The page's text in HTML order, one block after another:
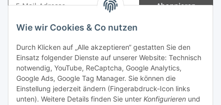
Wie wir Cookies & Co nutzen
Durch Klicken auf „Alle akzeptieren“ gestatten Sie den
Einsatz folgender Dienste auf unserer Website: Technisch
notwendig, YouTube, ReCaptcha, Google Analytics,
Google Ads, Google Tag Manager. Sie können die
Einstellung jederzeit ändern (Fingerabdruck-Icon links
unten). Weitere Details finden Sie unter Konfigurieren und
Abonnieren
Gesetzliche Informationen
Spieletreffs in Jülich & Umgebung